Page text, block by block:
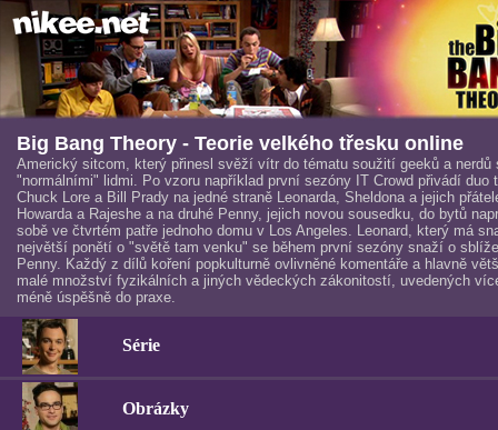
Big Bang Theory - Teorie velkého třesku online
Americký sitcom, který přinesl svěží vítr do tématu soužití geeků a nerdů
"normálními" lidmi. Po vzoru například první sezóny IT Crowd přivádí duo
Chuck Lore a Bill Prady na jedné straně Leonarda, Sheldona a jejich
Howarda a Rajeshe a na druhé Penny, jejich novou sousedku, do bytů
sobě ve čtvrtém patře jednoho domu v Los Angeles. Leonard, který má
největší ponětí o "světě tam venku" se během první sezóny snaží o
Penny. Každý z dílů koření popkulturně ovlivněné komentáře a hlavně
malé množství fyzikálních a jiných vědeckých zákonitostí, uvedených
méně úspěšně do praxe.
Série
Obrázky